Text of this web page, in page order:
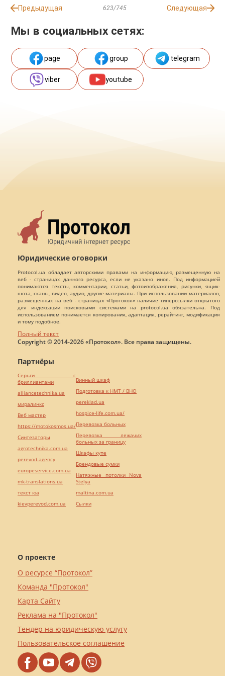
Предыдущая 623/745 Следующая
Мы в социальных сетях:
page group telegram
viber youtube
Юридические оговорки
Protocol.ua обладает авторскими правами на информацию, размещенную на
веб - страницах данного ресурса, если не указано иное. Под информацией
понимаются тексты, комментарии, статьи, фотоизображения, рисунки, ящик-
шота, сканы, видео, аудио, другие материалы. При использовании материалов,
размещенных на веб - страницах «Протокол» наличие гиперссылки открытого
для индексации поисковыми системами на protocol.ua обязательна. Под
использованием понимается копирования, адаптация, рерайтинг, модификация
и тому подобное.
Полный текст
Copyright © 2014-2026 «Протокол». Все права защищены.
О проекте
О ресурсе “Протокол”
Команда "Протокол"
Карта Сайту
Реклама на "Протокол"
Тендер на юридическую услугу
Пользовательское соглашение
Партнёры
Серьги с
бриллиантами
alliancetechnika.ua
миралинкс
Веб мастер
https://motokosmos.ua/
Синтезаторы
agrotechnika.com.ua
perevod.agency
europeservice.com.ua
mk-translations.ua
текст юа
kievperevod.com.ua
Винный шкаф
Подготовка к НМТ / ВНО
pereklad.ua
hospice-life.com.ua/
Перевозка больных
Перевозка лежачих
больных за границу
Шкафы купе
Брендовые сумки
Натяжные потолки Nova
Stelya
maltina.com.ua
Cылки